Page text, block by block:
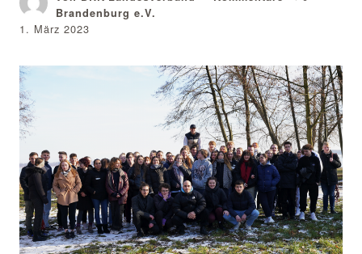
Brandenburg e.V.
1. März 2023